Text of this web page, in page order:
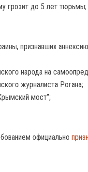
грозит до 5 лет тюрьмы;
признавших
народа на
журналиста Рогана;
мост”;
официально